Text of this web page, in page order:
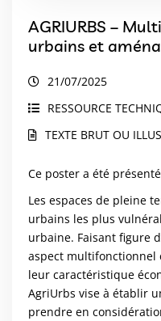
AGRIURBS –
urbains et
21/07/2025
RESSOURCE
TEXTE BRUT OU
Ce poster a été présenté
Les espaces de pleine
urbains les plus
urbaine. Faisant figure
aspect multifonctionnel
leur caractéristique
AgriUrbs vise à établir
prendre en